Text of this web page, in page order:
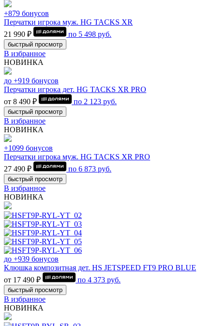
+879 бонусов
Перчатки игрока муж. HG TACKS XR
21 990 ₽
по 5 498 руб.
быстрый просмотр
В избранное
НОВИНКА
до +919 бонусов
Перчатки игрока дет. HG TACKS XR PRO
от 8 490 ₽
по 2 123 руб.
быстрый просмотр
В избранное
НОВИНКА
+1099 бонусов
Перчатки игрока муж. HG TACKS XR PRO
27 490 ₽
по 6 873 руб.
быстрый просмотр
В избранное
НОВИНКА
до +939 бонусов
Клюшка композитная дет. HS JETSPEED FT9 PRO BLUE
от 17 490 ₽
по 4 373 руб.
быстрый просмотр
В избранное
НОВИНКА